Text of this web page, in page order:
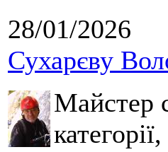
28/01/2026
Сухарєву
Майстер